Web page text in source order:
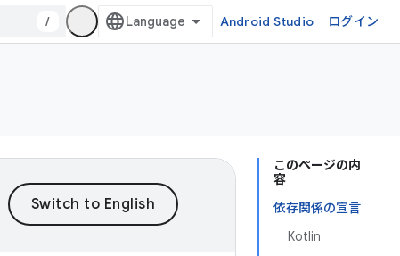
/ Android Studio ログイン
このページの内
容
依存関係の宣言
Kotlin